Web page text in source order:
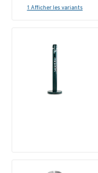
1 Afficher les variants